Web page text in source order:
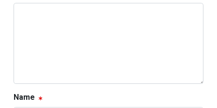
Name